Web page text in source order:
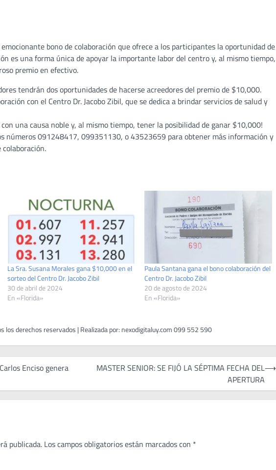
bono de colaboración que ofrece a los participantes la oportunidad de
es una forma única de apoyar la importante labor del centro y, al mismo tiempo,
premio en efectivo.
tendrán dos oportunidades de hacerse acreedores del premio de $10,000.
con el Centro Dr. Jacobo Zibil, que se dedica a brindar servicios de salud y
una causa noble y, al mismo tiempo, tener la posibilidad de ganar $10,000!
números 091248417, 099351130, o 43523659 para obtener más información y
La Sra. Susana Morales gana $10,000 en el
sorteo del Centro Dr. Jacobo Zibil
30 de abril de 2024
En «Florida»
Paula Santana gana el bono colaboración del
Centro Dr. Jacobo Zibil
20 de agosto de 2024
En «Florida»
Enciso genera
MASTER SENIOR: SE FIJÓ LA SÉPTIMA FECHA DEL
APERTURA
⟶
publicada. Los campos obligatorios están marcados con *